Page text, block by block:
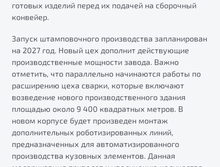
Универсальный кроссовер
от 2 499 990 ₽*
Запись на сервис
Клиентская поддержка
готовых изделий перед их подачей на сборочный
конвейер.
Запуск штамповочного производства запланирован
на 2027 год. Новый цех дополнит действующие
производственные мощности завода. Важно
отметить, что параллельно начинаются работы по
расширению цеха сварки, которые включают
возведение нового производственного здания
площадью около 9 400 квадратных метров. В
новом корпусе будет произведен монтаж
дополнительных роботизированных линий,
предназначенных для автоматизированного
производства кузовных элементов. Данная